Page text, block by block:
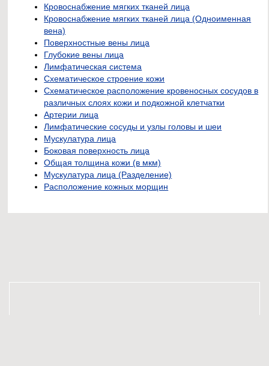
Кровоснабжение мягких тканей лица
Кровоснабжение мягких тканей лица (Одноименная
вена)
Поверхностные вены лица
Глубокие вены лица
Лимфатическая система
Схематическое строение кожи
Схематическое расположение кровеносных сосудов в
различных слоях кожи и подкожной клетчатки
Артерии лица
Лимфатические сосуды и узлы головы и шеи
Мускулатура лица
Боковая поверхность лица
Общая толщина кожи (в мкм)
Мускулатура лица (Разделение)
Расположение кожных морщин